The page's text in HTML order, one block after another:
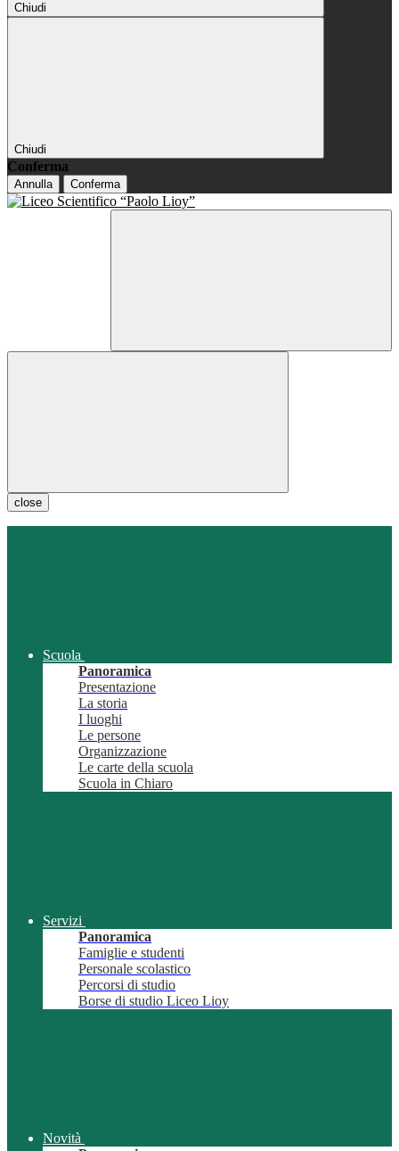
Chiudi
Chiudi
Conferma
Annulla Conferma
close
Scuola
Panoramica
Presentazione
La storia
I luoghi
Le persone
Organizzazione
Le carte della scuola
Scuola in Chiaro
Servizi
Panoramica
Famiglie e studenti
Personale scolastico
Percorsi di studio
Borse di studio Liceo Lioy
Novità